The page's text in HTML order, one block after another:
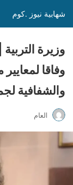
شهابية نيوز .كوم
وزيرة
وفاقا
والشفافية
العام